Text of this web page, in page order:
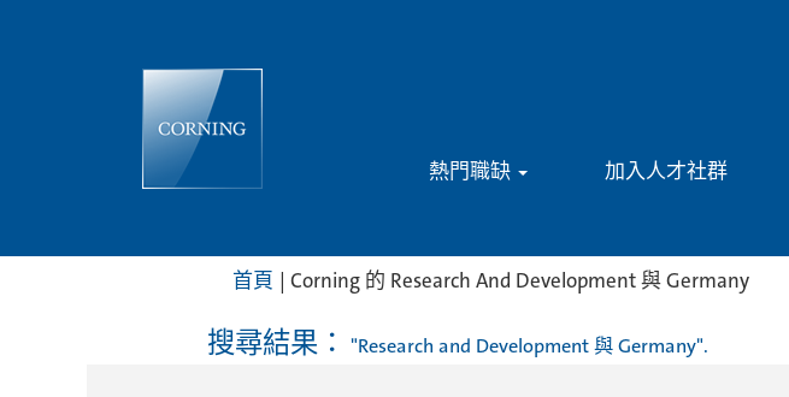
熱門職缺 加入人才社群
首頁 | Corning 的 Research And Development 與 Germany(目
搜尋結果： "Research and Development 與 Germany".